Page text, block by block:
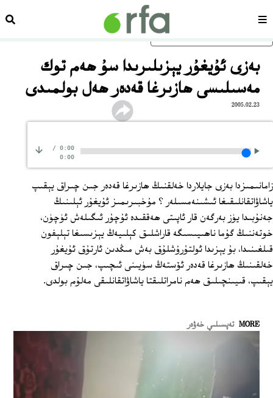
ئاساسلىق مەزمۇنغا ئاتلاڭسەھىپە
بەزى ئۇيغۇر يېزىلىرىدا سۇ ھەم توك
مەسىلىسى ھازىرغا قەدەر ھەل بولمىدى
2005.02.23
0:00
/
0:00
زامانىمىزدا بەزى جايلاردا خەلقنىڭ ھازىرغا قەدەر جىن چىراق يېقىپ
ياشاۋاتقانلىقىغا ئىشىنەمسىلەر ؟ مۇخبىرىمىز ئۇيغۇر ئېلىنىڭ
جەنۇبىدا يۈز بەرگەن قار ئاپىتى ھەققىدە ئۇچۇر ئىگىلەش ئۈچۈن،
خوتەننىڭ گۇما ناھىيىسىگە قاراشلىق كېلىيەڭ يېزىسىغا تېلېفون
قىلغىنىدا، بۇ يېزىدا ئولتۇرۇشلۇق بەش مىڭدىن ئارتۇق ئۇيغۇر
خەلقىنىڭ ھازىرغا قەدەر ئۆستەڭ سۈيىنى ئىچىپ، جىن چىراق
يېقىپ، قىيىنچىلىق ھەم نامراتلىقتا ياشاۋاتقانلىقى مەلۇم بولدى.
MORE تەپسىلىي خەۋەر